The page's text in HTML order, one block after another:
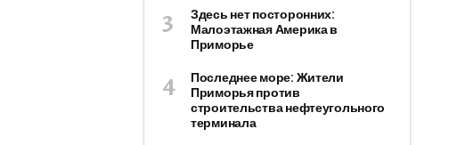
Здесь нет посторонних:
Малоэтажная Америка в
Приморье
Последнее море: Жители
Приморья против
строительства нефтеугольного
терминала